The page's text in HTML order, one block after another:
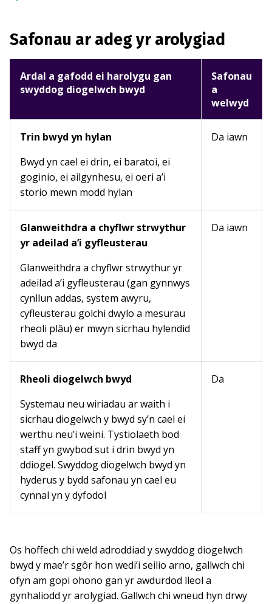
Safonau ar adeg yr arolygiad
Ardal a gafodd ei harolygu gan
swyddog diogelwch bwyd
Safonau
a
welwyd
Trin bwyd yn hylan
Bwyd yn cael ei drin, ei baratoi, ei
goginio, ei ailgynhesu, ei oeri a’i
storio mewn modd hylan
Da iawn
Glanweithdra a chyflwr strwythur
yr adeilad a’i gyfleusterau
Glanweithdra a chyflwr strwythur yr
adeilad a’i gyfleusterau (gan gynnwys
cynllun addas, system awyru,
cyfleusterau golchi dwylo a mesurau
rheoli plâu) er mwyn sicrhau hylendid
bwyd da
Da iawn
Rheoli diogelwch bwyd
Systemau neu wiriadau ar waith i
sicrhau diogelwch y bwyd sy’n cael ei
werthu neu’i weini. Tystiolaeth bod
staff yn gwybod sut i drin bwyd yn
ddiogel. Swyddog diogelwch bwyd yn
hyderus y bydd safonau yn cael eu
cynnal yn y dyfodol
Da
Os hoffech chi weld adroddiad y swyddog diogelwch
bwyd y mae’r sgôr hon wedi’i seilio arno, gallwch chi
ofyn am gopi ohono gan yr awdurdod lleol a
gynhaliodd yr arolygiad. Gallwch chi wneud hyn drwy